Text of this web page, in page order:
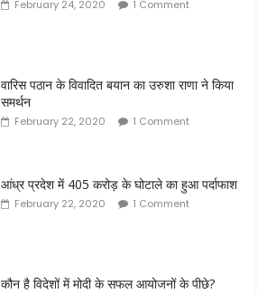
February 24, 2020 1 Comment
वारिस पठान के विवादित बयान का उरुशा राणा ने किया
समर्थन
February 22, 2020 1 Comment
आंध्र प्रदेश में 405 करोड़ के घोटाले का हुआ पर्दाफाश
February 22, 2020 1 Comment
कौन है विदेशों में मोदी के सफल आयोजनों के पीछे?